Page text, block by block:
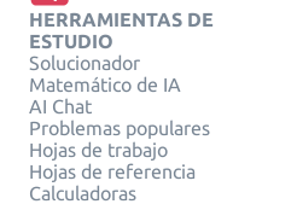
HERRAMIENTAS DE
ESTUDIO
Solucionador
Matemático de IA
AI Chat
Problemas populares
Hojas de trabajo
Hojas de referencia
Calculadoras